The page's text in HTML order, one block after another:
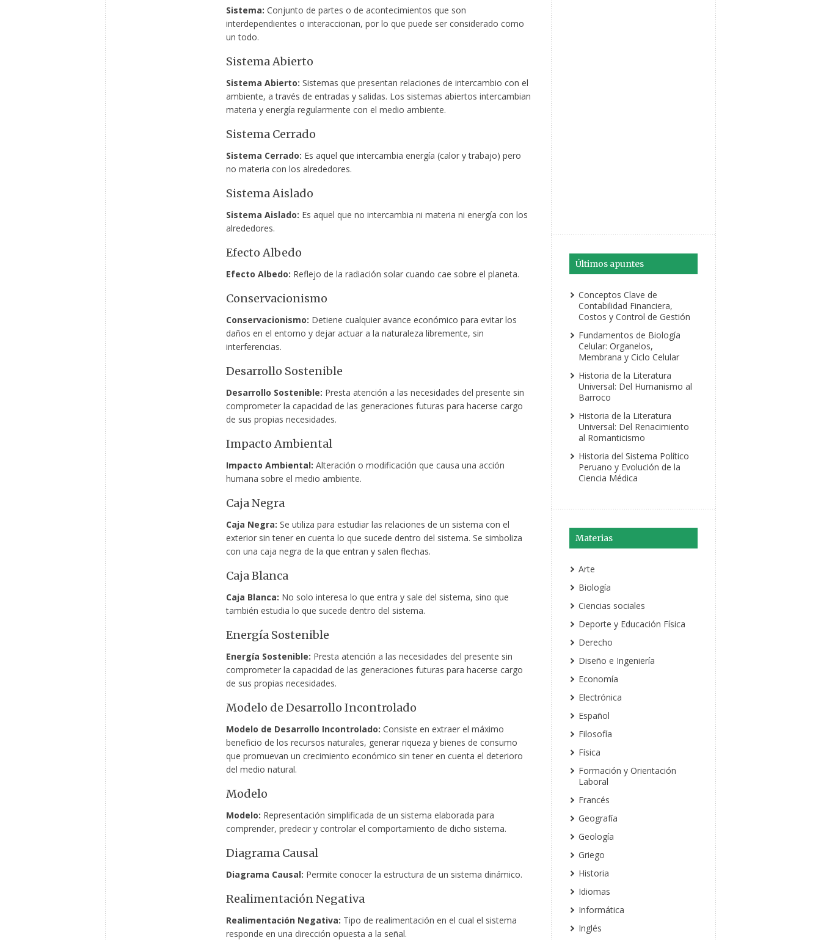
Sistema: Conjunto de partes o de acontecimientos que son
interdependientes o interaccionan, por lo que puede ser considerado como
un todo.
Sistema Abierto
Sistema Abierto: Sistemas que presentan relaciones de intercambio con el
ambiente, a través de entradas y salidas. Los sistemas abiertos intercambian
materia y energía regularmente con el medio ambiente.
Sistema Cerrado
Sistema Cerrado: Es aquel que intercambia energía (calor y trabajo) pero
no materia con los alrededores.
Sistema Aislado
Sistema Aislado: Es aquel que no intercambia ni materia ni energía con los
alrededores.
Efecto Albedo
Efecto Albedo: Reflejo de la radiación solar cuando cae sobre el planeta.
Conservacionismo
Conservacionismo: Detiene cualquier avance económico para evitar los
daños en el entorno y dejar actuar a la naturaleza libremente, sin
interferencias.
Desarrollo Sostenible
Desarrollo Sostenible: Presta atención a las necesidades del presente sin
comprometer la capacidad de las generaciones futuras para hacerse cargo
de sus propias necesidades.
Impacto Ambiental
Impacto Ambiental: Alteración o modificación que causa una acción
humana sobre el medio ambiente.
Caja Negra
Caja Negra: Se utiliza para estudiar las relaciones de un sistema con el
exterior sin tener en cuenta lo que sucede dentro del sistema. Se simboliza
con una caja negra de la que entran y salen flechas.
Caja Blanca
Caja Blanca: No solo interesa lo que entra y sale del sistema, sino que
también estudia lo que sucede dentro del sistema.
Energía Sostenible
Energía Sostenible: Presta atención a las necesidades del presente sin
comprometer la capacidad de las generaciones futuras para hacerse cargo
de sus propias necesidades.
Modelo de Desarrollo Incontrolado
Modelo de Desarrollo Incontrolado: Consiste en extraer el máximo
beneficio de los recursos naturales, generar riqueza y bienes de consumo
que promuevan un crecimiento económico sin tener en cuenta el deterioro
del medio natural.
Modelo
Modelo: Representación simplificada de un sistema elaborada para
comprender, predecir y controlar el comportamiento de dicho sistema.
Diagrama Causal
Diagrama Causal: Permite conocer la estructura de un sistema dinámico.
Realimentación Negativa
Realimentación Negativa: Tipo de realimentación en el cual el sistema
responde en una dirección opuesta a la señal.
Últimos apuntes
Conceptos Clave de
Contabilidad Financiera,
Costos y Control de Gestión
Fundamentos de Biología
Celular: Organelos,
Membrana y Ciclo Celular
Historia de la Literatura
Universal: Del Humanismo al
Barroco
Historia de la Literatura
Universal: Del Renacimiento
al Romanticismo
Historia del Sistema Político
Peruano y Evolución de la
Ciencia Médica
Materias
Arte
Biología
Ciencias sociales
Deporte y Educación Física
Derecho
Diseño e Ingeniería
Economía
Electrónica
Español
Filosofía
Física
Formación y Orientación
Laboral
Francés
Geografía
Geología
Griego
Historia
Idiomas
Informática
Inglés